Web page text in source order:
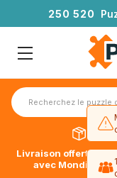
250 520
Livraison offerte
avec Mondial